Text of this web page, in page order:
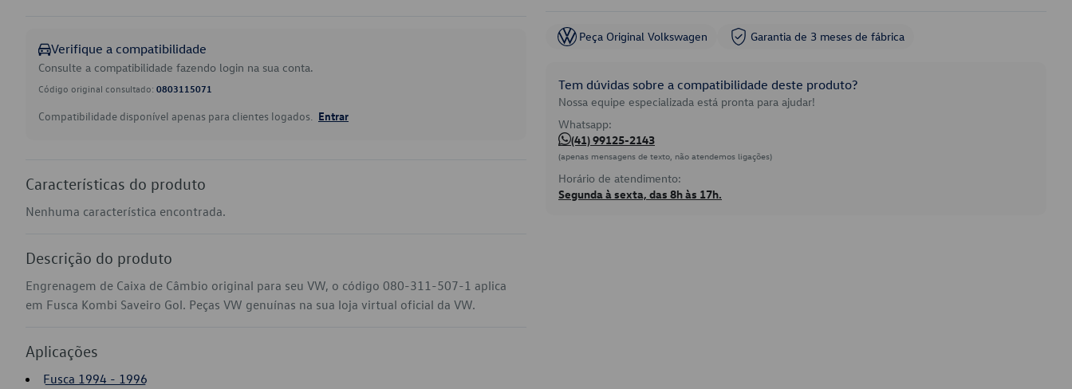
Verifique a compatibilidade
Consulte a compatibilidade fazendo login na sua conta.
Código original consultado: 0803115071
Compatibilidade disponível apenas para clientes logados. Entrar
Características do produto
Nenhuma característica encontrada.
Descrição do produto
Engrenagem de Caixa de Câmbio original para seu VW, o código 080-311-507-1 aplica
em Fusca Kombi Saveiro Gol. Peças VW genuínas na sua loja virtual oficial da VW.
Aplicações
Fusca 1994 - 1996
Peça Original Volkswagen Garantia de 3 meses de fábrica
Tem dúvidas sobre a compatibilidade deste produto?
Nossa equipe especializada está pronta para ajudar!
Whatsapp:
(41) 99125-2143
(apenas mensagens de texto, não atendemos ligações)
Horário de atendimento:
Segunda à sexta, das 8h às 17h.